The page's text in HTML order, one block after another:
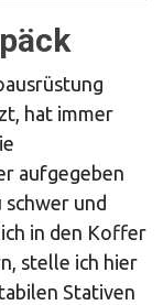
hat immer
aufgegeben
schwer und
in den Koffer
stelle ich hier
Stativen